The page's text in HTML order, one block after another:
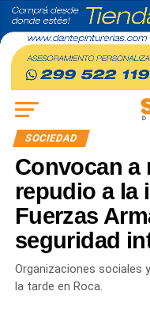
SOCIEDAD
Convocan a
repudio a la
Fuerzas
seguridad
Organizaciones sociales
la tarde en Roca.